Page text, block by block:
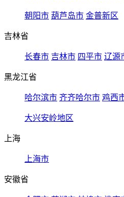
朝阳市 葫芦岛市 金普新区
吉林省
长春市 吉林市 四平市 辽源
黑龙江省
哈尔滨市 齐齐哈尔市 鸡西
大兴安岭地区
上海
上海市
安徽省